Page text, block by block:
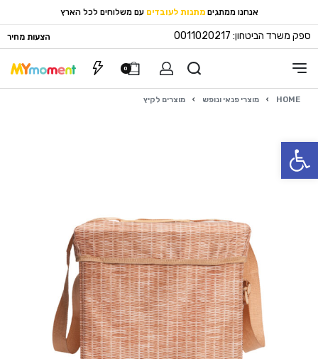
פתח סרגל נגישות
אנחנו ממתגים מתנות לעובדים עם משלוחים לכל הארץ
ספק משרד הביטחון: 0011020217 הצעות מחיר
0
HOME
› מוצרי פנאי ונופש › מוצרים לקיץ